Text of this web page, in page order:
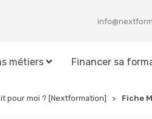
métiers Financer sa
pour moi ? [Nextformation] Fiche